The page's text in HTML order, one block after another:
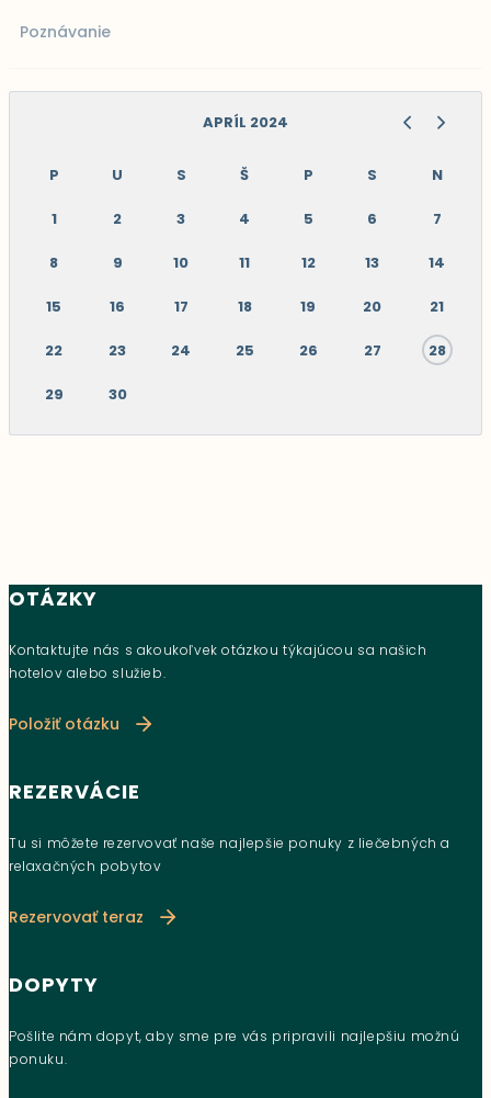
Poznávanie
APRÍL 2024
P U S Š P S N
1 2 3 4 5 6 7
8 9 10 11 12 13 14
15 16 17 18 19 20 21
22 23 24 25 26 27 28
29 30
OTÁZKY
Kontaktujte nás s akoukoľvek otázkou týkajúcou sa našich
hotelov alebo služieb.
Položiť otázku
REZERVÁCIE
Tu si môžete rezervovať naše najlepšie ponuky z liečebných a
relaxačných pobytov
Rezervovať teraz
DOPYTY
Pošlite nám dopyt, aby sme pre vás pripravili najlepšiu možnú
ponuku.